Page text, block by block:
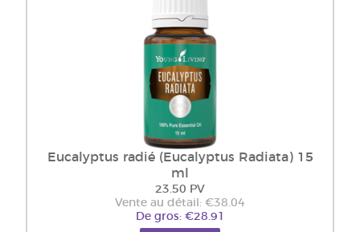
Eucalyptus radié (Eucalyptus Radiata) 15
ml
23.50 PV
Vente au détail: €38.04
De gros: €28.91